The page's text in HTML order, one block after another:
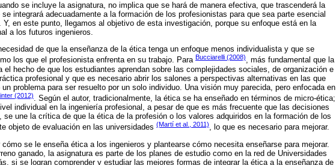
se incluye la asignatura, no implica que se hará de manera efectiva, que trascenderá la
integrará adecuadamente a la formación de los profesionistas para que sea parte esencial
en este punto, llegamos al objetivo de esta investigación, porque su enfoque está en la
a los futuros ingenieros.
de que la enseñanza de la ética tenga un enfoque menos individualista y que se
los que el profesionista enfrenta en su trabajo. Para Bucciarelli (2008), más fundamental que la
el hecho de que los estudiantes aprendan sobre las complejidades sociales, de organización e
profesional y que es necesario abrir los salones a perspectivas alternativas en las que
problema para ser resuelto por un solo individuo. Una visión muy parecida, pero enfocada en
(2012). Según el autor, tradicionalmente, la ética se ha enseñado en términos de micro-ética;
individual en la ingeniería profesional, a pesar de que es más frecuente que las decisiones
une la crítica de que la ética de la profesión o los valores adquiridos en la formación de los
objeto de evaluación en las universidades (Martí et al., 2011), lo que es necesario para mejorar.
se le enseña ética a los ingenieros y plantearse cómo necesita enseñarse para mejorar.
ganado, la asignatura es parte de los planes de estudio como en la red de Universidades
si se logran comprender y estudiar las mejores formas de integrar la ética a la enseñanza de